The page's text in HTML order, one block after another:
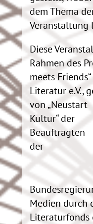
dem Thema
Veranstaltung
Diese
Rahmen des
meets
Literatur e.V.,
von „Neustart
Kultur“ der
Beauftragten
der
Medien durch
Literaturfonds